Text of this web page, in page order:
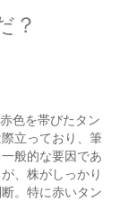
？
色を帯びたタン
立っており、筆
般的な要因であ
、株がしっかり
。特に赤いタン